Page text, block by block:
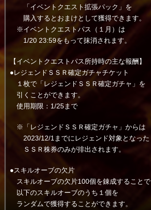
「イベントクエスト拡張パック」を
購入するとおまけとして獲得できます。
※イベントクエストパス（１月）は
1/20 23:59をもって抹消されます。
【イベントクエストパス所持時の主な報酬】
●レジェンドＳＳＲ確定ガチャチケット
１枚で「レジェンドＳＳＲ確定ガチャ」を
引くことができます。
使用期限：1/25まで
※「レジェンドＳＳＲ確定ガチャ」からは
2023/12/1までにレジェンド対象となった
ＳＳＲ株券のみが排出されます。
●スキルオーブの欠片
スキルオーブの欠片100個を錬成することで
以下のスキルオーブのうち１個を
ランダムで獲得することができます。